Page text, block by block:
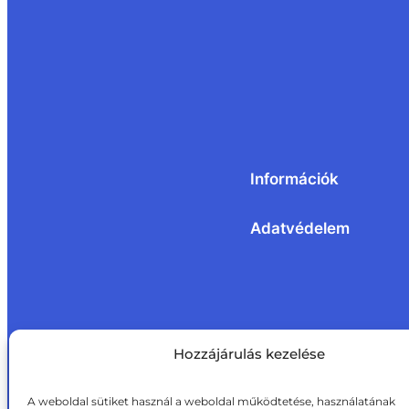
Hozzájárulás kezelése
A weboldal sütiket használ a weboldal működtetése, használatának
Információk
Adatvédelem